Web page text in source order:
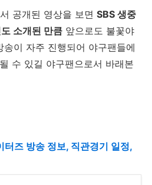
공개된 영상을 보면 SBS 생중
소개된 만큼 앞으로도 불꽃야
이 자주 진행되어 야구팬들에
수 있길 야구팬으로서 바래본
즈 방송 정보, 직관경기 일정,